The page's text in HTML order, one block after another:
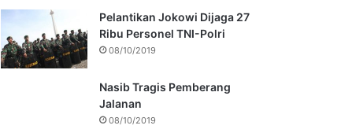
Pelantikan Jokowi Dijaga 27
Ribu Personel TNI-Polri
08/10/2019
Nasib Tragis Pemberang
Jalanan
08/10/2019